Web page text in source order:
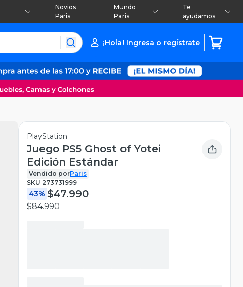
Novios
Paris
Mundo
Paris
Te
ayudamos
¡Hola! Ingresa o regístrate
PlayStation
Juego PS5 Ghost of Yotei
Edición Estándar
Vendido porParis
SKU 273731999
43% $47.990
$84.990